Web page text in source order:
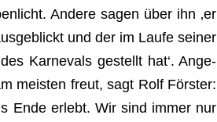
Andere sagen über ihn ‚er
und der im Laufe sei­ner
Kar­ne­vals gestellt hat‘. Ange­
meis­ten freut, sagt Rolf Förs­ter:
Ende erlebt. Wir sind immer nur